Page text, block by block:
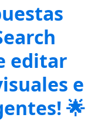
editar
e
🌟